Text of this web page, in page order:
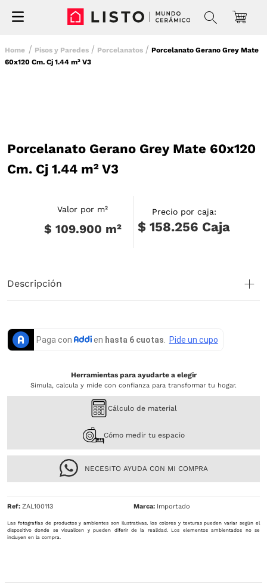
Pisos y Paredes Porcelanatos
Porcelanato Gerano Grey Mate
60x120 Cm. Cj 1.44 m² V3
Porcelanato Gerano Grey Mate 60x120
Cm. Cj 1.44 m² V3
Valor por m²
$ 109.900 m²
Precio por caja:
$ 158.256 Caja
Descripción
Herramientas para ayudarte a elegir
Simula, calcula y mide con confianza para transformar tu hogar.
Cálculo de material
Cómo medir tu espacio
NECESITO AYUDA CON MI COMPRA
Ref: ZAL100113 Importado
Las fotografías de productos y ambientes son ilustrativas, los colores y texturas pueden variar según el
dispositivo donde se visualicen y pueden diferir de la realidad. Los elementos ambientados no se
incluyen en la compra.